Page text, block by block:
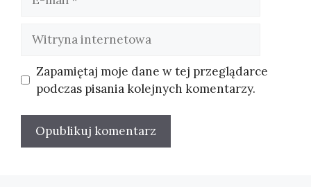
mail
internetowa
Zapamiętaj moje dane w tej przeglądarce
podczas pisania kolejnych komentarzy.